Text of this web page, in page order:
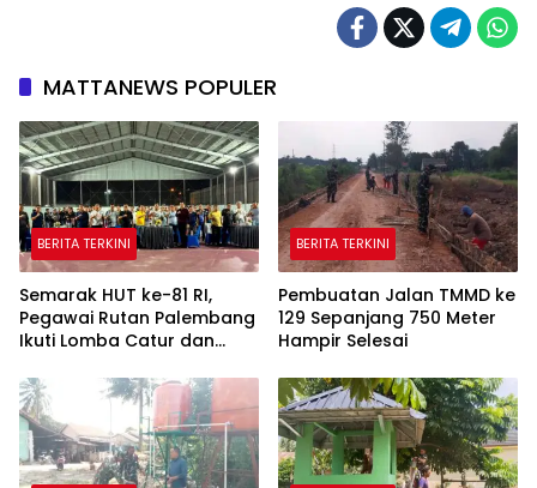
MATTANEWS POPULER
BERITA TERKINI
Semarak HUT ke-81 RI,
Pegawai Rutan Palembang
Ikuti Lomba Catur dan
BERITA TERKINI
Pembuatan Jalan TMMD ke
129 Sepanjang 750 Meter
Hampir Selesai